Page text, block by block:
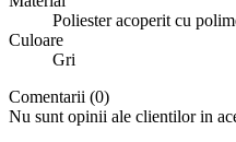
Poliester acoperit cu
Culoare
Gri
Comentarii (0)
Nu sunt opinii ale clientilor in